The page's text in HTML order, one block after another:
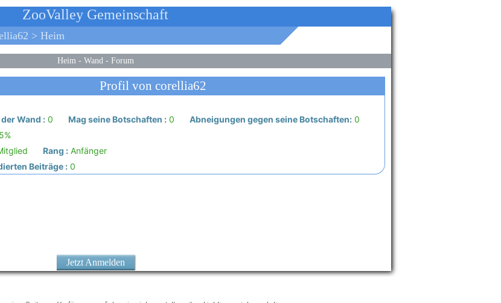
ZooValley Gemeinschaft
> Heim
Heim - Wand - Forum
Profil von corellia62
Wand :0 Mag seine Botschaften :0 Abneigungen gegen seine Botschaften:0
Rang :Anfänger
Beiträge :0
Jetzt Anmelden